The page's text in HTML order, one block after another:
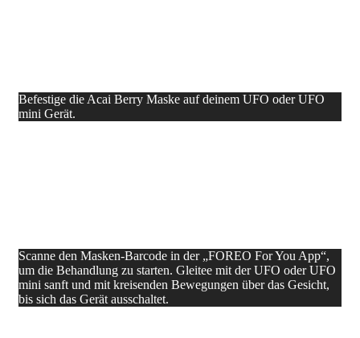
Befestige die Acai Berry Maske auf deinem UFO oder UFO
mini Gerät.
Scanne den Masken-Barcode in der „FOREO For You App“,
um die Behandlung zu starten. Gleitee mit der UFO oder UFO
mini sanft und mit kreisenden Bewegungen über das Gesicht,
bis sich das Gerät ausschaltet.